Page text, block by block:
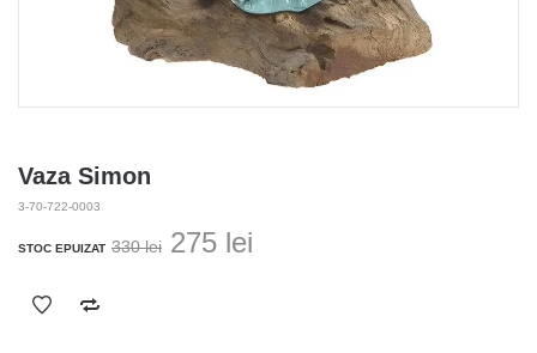
Vaza Simon
3-70-722-0003
STOC EPUIZAT 330lei Prețul
275 lei